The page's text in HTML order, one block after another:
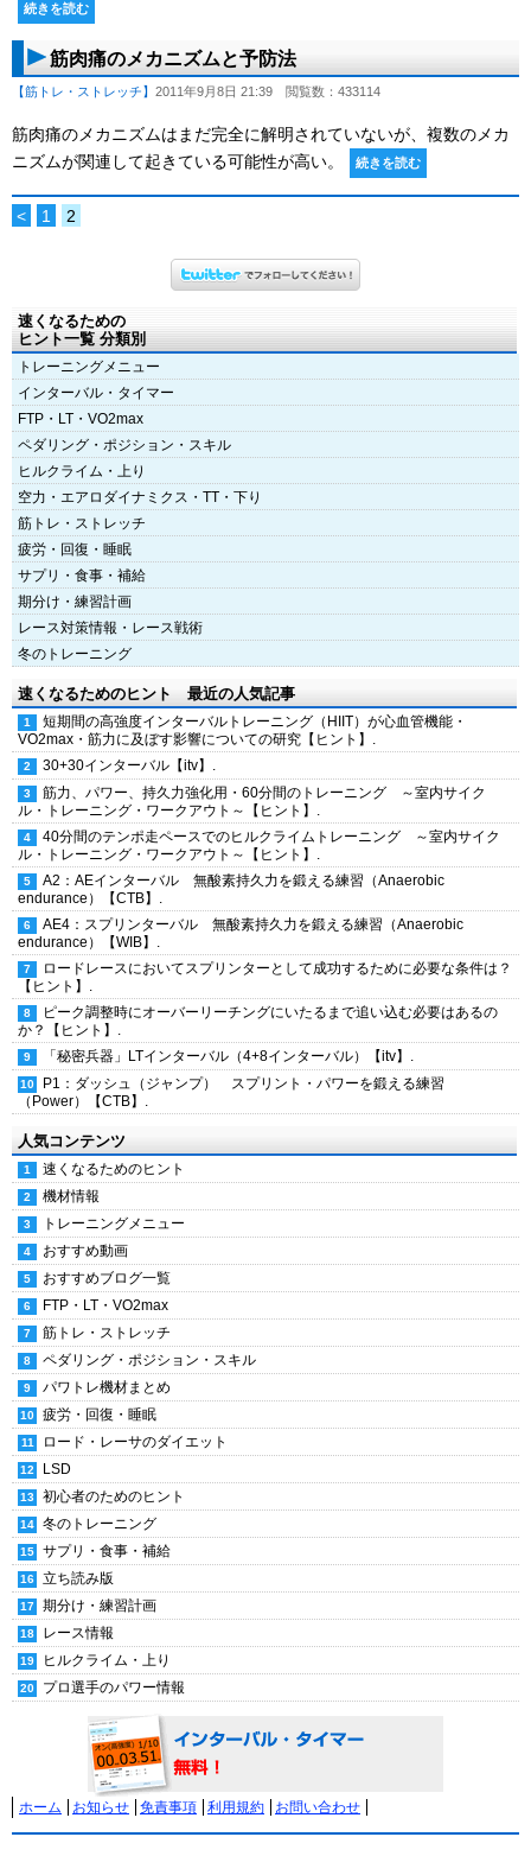
続きを読む
筋肉痛のメカニズムと予防法
【筋トレ・ストレッチ】 2011年9月8日 21:39 閲覧数：433114
筋肉痛のメカニズムはまだ完全に解明されていないが、複数のメカ
ニズムが関連して起きている可能性が高い。
続きを読む
< 1 2
速くなるための
ヒント一覧 分類別
トレーニングメニュー
インターバル・タイマー
FTP・LT・VO2max
ペダリング・ポジション・スキル
ヒルクライム・上り
空力・エアロダイナミクス・TT・下り
筋トレ・ストレッチ
疲労・回復・睡眠
サプリ・食事・補給
期分け・練習計画
レース対策情報・レース戦術
冬のトレーニング
速くなるためのヒント 最近の人気記事
短期間の高強度インターバルトレーニング（HIIT）が心血管機能・
VO2max・筋力に及ぼす影響についての研究【ヒント】.
30+30インターバル【itv】.
筋力、パワー、持久力強化用・60分間のトレーニング ～室内サイク
ル・トレーニング・ワークアウト～【ヒント】.
40分間のテンポ走ペースでのヒルクライムトレーニング ～室内サイク
ル・トレーニング・ワークアウト～【ヒント】.
A2：AEインターバル 無酸素持久力を鍛える練習（Anaerobic
endurance）【CTB】.
AE4：スプリンターバル 無酸素持久力を鍛える練習（Anaerobic
endurance）【WIB】.
ロードレースにおいてスプリンターとして成功するために必要な条件は？
【ヒント】.
ピーク調整時にオーバーリーチングにいたるまで追い込む必要はあるの
か？【ヒント】.
「秘密兵器」LTインターバル（4+8インターバル）【itv】.
P1：ダッシュ（ジャンプ） スプリント・パワーを鍛える練習
（Power）【CTB】.
人気コンテンツ
速くなるためのヒント
機材情報
トレーニングメニュー
おすすめ動画
おすすめブログ一覧
FTP・LT・VO2max
筋トレ・ストレッチ
ペダリング・ポジション・スキル
パワトレ機材まとめ
疲労・回復・睡眠
ロード・レーサのダイエット
LSD
初心者のためのヒント
冬のトレーニング
サプリ・食事・補給
立ち読み版
期分け・練習計画
レース情報
ヒルクライム・上り
プロ選手のパワー情報
ホーム お知らせ 免責事項 利用規約 お問い合わせ